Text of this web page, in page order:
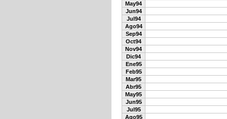
May94
Jun94
Jul94
Ago94
Sep94
Oct94
Nov94
Dic94
Ene95
Feb95
Mar95
Abr95
May95
Jun95
Jul95
Ago95